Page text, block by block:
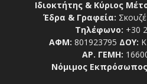
Ιδιοκτήτης & Κύριος
Έδρα & Γραφεία:
Τηλέφωνο: +30
ΑΦΜ: 801923795 ΔΟΥ:
ΑΡ. ΓΕΜΗ:
Νόμιμος